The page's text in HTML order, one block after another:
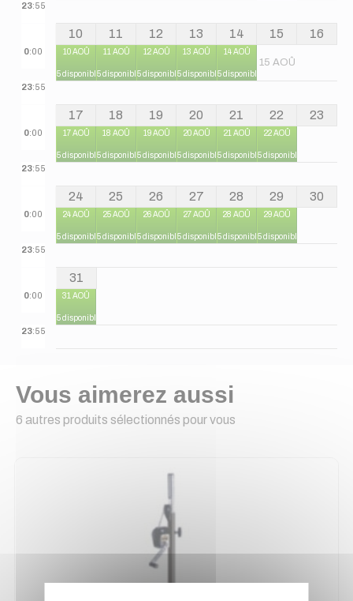
23:55
10 11 12 13 14 15 16
0:00 10 AOÛ
5 disponibles
11 AOÛ
5 disponibles
12 AOÛ
5 disponibles
13 AOÛ
5 disponibles
14 AOÛ
5 disponibles
15 AOÛ
23:55
17 18 19 20 21 22 23
0:00 17 AOÛ
5 disponibles
18 AOÛ
5 disponibles
19 AOÛ
5 disponibles
20 AOÛ
5 disponibles
21 AOÛ
5 disponibles
22 AOÛ
5 disponibles
23:55
24 25 26 27 28 29 30
0:00 24 AOÛ
5 disponibles
25 AOÛ
5 disponibles
26 AOÛ
5 disponibles
27 AOÛ
5 disponibles
28 AOÛ
5 disponibles
29 AOÛ
5 disponibles
23:55
31
0:00 31 AOÛ
5 disponibles
23:55
Vous aimerez aussi
6 autres produits sélectionnés pour vous